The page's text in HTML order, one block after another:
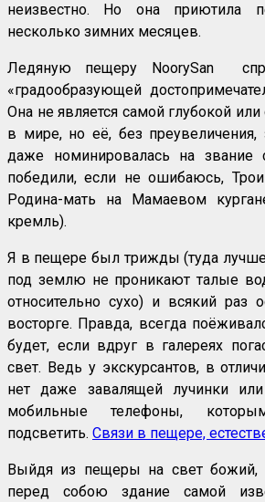
неизвестно. Но она приютила
несколько зимних месяцев.
Ледяную пещеру NoorySan
«градообразующей
Она не является самой глубокой
в мире, но её, без
даже номинировалась на звание
победили, если не ошибаюсь,
Родина-мать на Мамаевом
кремль).
Я в пещере был трижды (туда лучше
под землю не проникают талые
относительно сухо) и всякий раз
восторге. Правда, всегда
будет, если вдруг в галереях
свет. Ведь у экскурсантов, в
нет даже завалящей лучинки
мобильные телефоны,
подсветить. Связи в пещере,
Выйдя из пещеры на свет божий,
перед собою здание самой